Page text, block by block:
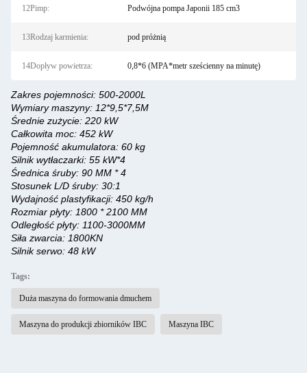
12Pimp: Podwójna pompa Japonii 185 cm3
13Rodzaj karmienia: pod próżnią
14Dopływ powietrza: 0,8*6 (MPA*metr sześcienny na minutę)
Zakres pojemności: 500-2000L
Wymiary maszyny: 12*9,5*7,5M
Średnie zużycie: 220 kW
Całkowita moc: 452 kW
Pojemność akumulatora: 60 kg
Silnik wytłaczarki: 55 kW*4
Średnica śruby: 90 MM * 4
Stosunek L/D śruby: 30:1
Wydajność plastyfikacji: 450 kg/h
Rozmiar płyty: 1800 * 2100 MM
Odległość płyty: 1100-3000MM
Siła zwarcia: 1800KN
Silnik serwo: 48 kW
Tags:
Duża maszyna do formowania dmuchem
Maszyna do produkcji zbiorników IBC Maszyna IBC